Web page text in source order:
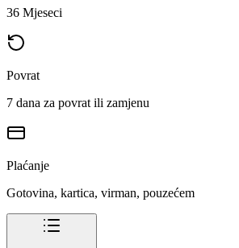
36 Mjeseci
Povrat
7 dana za povrat ili zamjenu
Plaćanje
Gotovina, kartica, virman, pouzećem